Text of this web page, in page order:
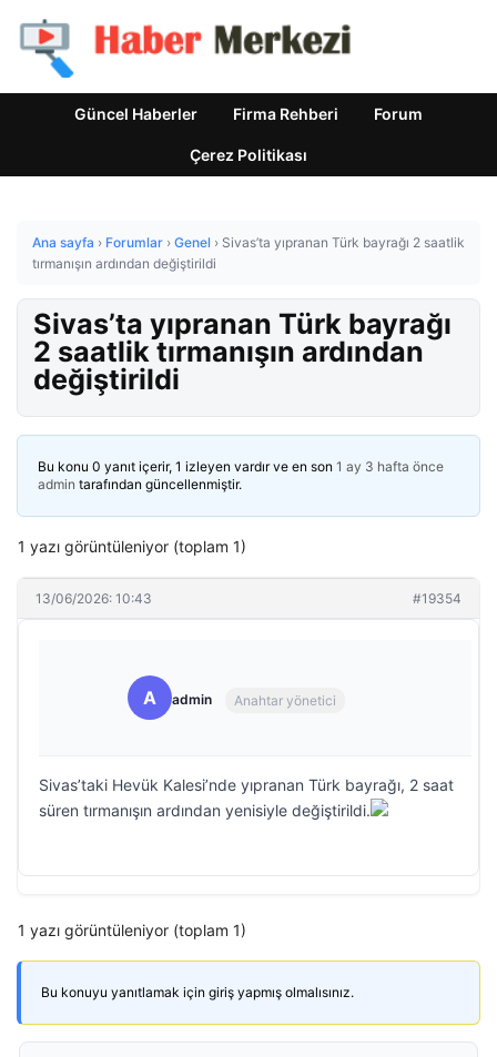
Güncel Haberler Firma Rehberi Forum
Çerez Politikası
Ana sayfa › Forumlar › Genel › Sivas’ta yıpranan Türk bayrağı 2 saatlik
tırmanışın ardından değiştirildi
Sivas’ta yıpranan Türk bayrağı
2 saatlik tırmanışın ardından
değiştirildi
Bu konu 0 yanıt içerir, 1 izleyen vardır ve en son 1 ay 3 hafta önce
admin tarafından güncellenmiştir.
1 yazı görüntüleniyor (toplam 1)
13/06/2026: 10:43 #19354
A admin Anahtar yönetici
Sivas’taki Hevük Kalesi’nde yıpranan Türk bayrağı, 2 saat
süren tırmanışın ardından yenisiyle değiştirildi.
1 yazı görüntüleniyor (toplam 1)
Bu konuyu yanıtlamak için giriş yapmış olmalısınız.